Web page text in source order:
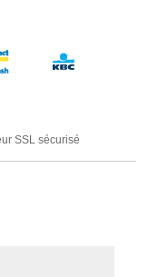
SSL sécurisé